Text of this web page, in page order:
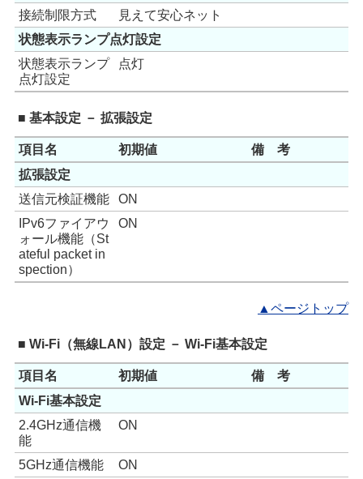
接続制限方式
見えて安心ネット
状態表示ランプ点灯設定
状態表示ランプ
点灯設定
点灯
■ 基本設定 － 拡張設定
項目名 初期値
備 考
拡張設定
送信元検証機能
ON
IPv6ファイアウ
ォール機能（St
ateful packet in
spection）
ON
▲ページトップ
■ Wi-Fi（無線LAN）設定 － Wi-Fi基本設定
項目名 初期値
備 考
Wi-Fi基本設定
2.4GHz通信機
能
ON
5GHz通信機能
ON